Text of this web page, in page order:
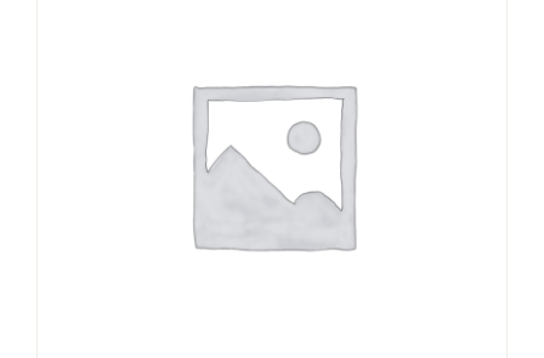
FER UN DONATIU!
INSCRIPCIÓ CURSA / CAMINADA